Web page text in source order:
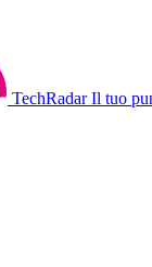
TechRadar Il tuo